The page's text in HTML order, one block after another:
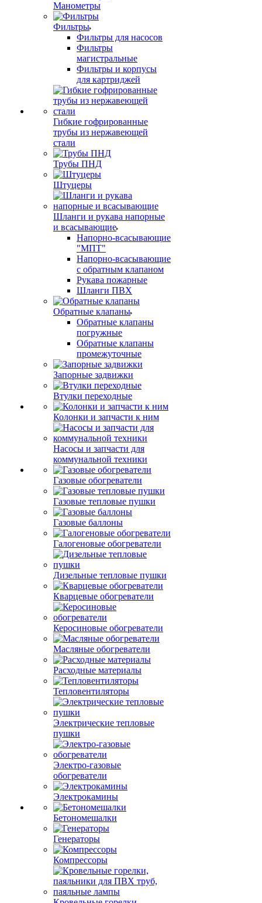
Манометры
Фильтры
Фильтры для насосов
Фильтры
магистральные
Фильтры и корпусы
для картриджей
Гибкие гофрированные
трубы из нержавеющей
стали
Трубы ПНД
Штуцеры
Шланги и рукава напорные
и всасывающие
Напорно-всасывающие
"МПТ"
Напорно-всасывающие
с обратным клапаном
Рукава пожарные
Шланги ПВХ
Обратные клапаны
Обратные клапаны
погружные
Обратные клапаны
промежуточные
Запорные задвижки
Втулки переходные
Колонки и запчасти к ним
Насосы и запчасти для
коммунальной техники
Газовые обогреватели
Газовые тепловые пушки
Газовые баллоны
Галогеновые обогреватели
Дизельные тепловые пушки
Кварцевые обогреватели
Керосиновые обогреватели
Масляные обогреватели
Расходные материалы
Тепловентиляторы
Электрические тепловые
пушки
Электро-газовые
обогреватели
Электрокамины
Бетономешалки
Генераторы
Компрессоры